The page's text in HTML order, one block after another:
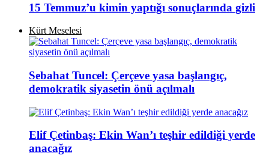
15 Temmuz’u kimin yaptığı sonuçlarında gizli
Kürt Meselesi
Sebahat Tuncel: Çerçeve yasa başlangıç,
demokratik siyasetin önü açılmalı
Elif Çetinbaş: Ekin Wan’ı teşhir edildiği yerde
anacağız